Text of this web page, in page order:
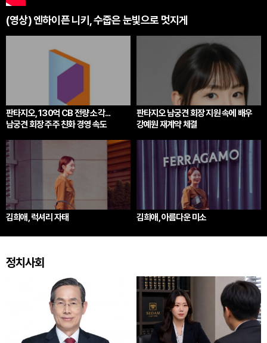
(영상) 엔하이픈 니키, 수줍은 눈빛으로 멋지게
판타지오, 130억 CB 전량 소각...
남궁견 회장 주주 친화 경영 속도
판타지오 남궁견 회장 지원 속에 배우
강예원 재계약 체결
김희애, 럭셔리 자태 김희애, 아름다운 미소
정치사회